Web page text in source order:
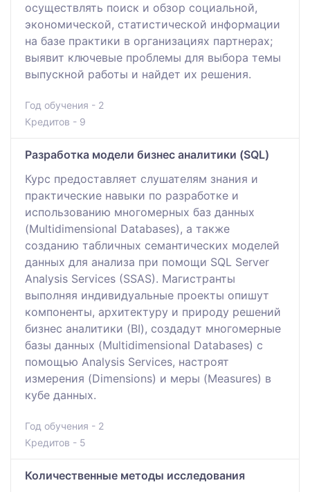
осуществлять поиск и обзор социальной,
экономической, статистической информации
на базе практики в организациях партнерах;
выявит ключевые проблемы для выбора темы
выпускной работы и найдет их решения.
Год обучения - 2
Кредитов - 9
Разработка модели бизнес аналитики (SQL)
Курс предоставляет слушателям знания и
практические навыки по разработке и
использованию многомерных баз данных
(Multidimensional Databases), а также
созданию табличных семантических моделей
данных для анализа при помощи SQL Server
Analysis Services (SSAS). Магистранты
выполняя индивидуальные проекты опишут
компоненты, архитектуру и природу решений
бизнес аналитики (BI), создадут многомерные
базы данных (Multidimensional Databases) с
помощью Analysis Services, настроят
измерения (Dimensions) и меры (Measures) в
кубе данных.
Год обучения - 2
Кредитов - 5
Количественные методы исследования